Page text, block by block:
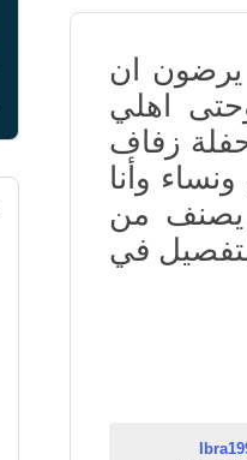
يرضون ان
اهلي
زفاف
وأنا
يصنف من
في